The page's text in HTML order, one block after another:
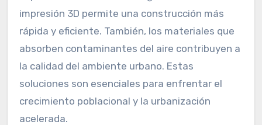
impresión 3D permite una construcción más
rápida y eficiente. También, los materiales que
absorben contaminantes del aire contribuyen a
la calidad del ambiente urbano. Estas
soluciones son esenciales para enfrentar el
crecimiento poblacional y la urbanización
acelerada.